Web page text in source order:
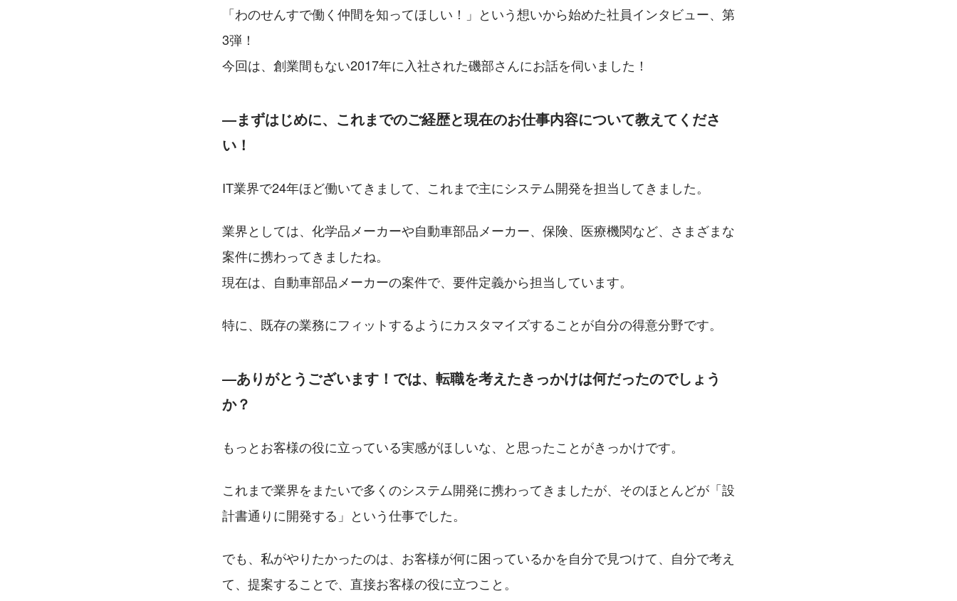
「わのせんすで働く仲間を知ってほしい！」という想いから始めた社員インタビュー、第
3弾！
今回は、創業間もない2017年に入社された磯部さんにお話を伺いました！
―まずはじめに、これまでのご経歴と現在のお仕事内容について教えてくださ
い！
IT業界で24年ほど働いてきまして、これまで主にシステム開発を担当してきました。
業界としては、化学品メーカーや自動車部品メーカー、保険、医療機関など、さまざまな
案件に携わってきましたね。
現在は、自動車部品メーカーの案件で、要件定義から担当しています。
特に、既存の業務にフィットするようにカスタマイズすることが自分の得意分野です。
―ありがとうございます！では、転職を考えたきっかけは何だったのでしょう
か？
もっとお客様の役に立っている実感がほしいな、と思ったことがきっかけです。
これまで業界をまたいで多くのシステム開発に携わってきましたが、そのほとんどが「設
計書通りに開発する」という仕事でした。
でも、私がやりたかったのは、お客様が何に困っているかを自分で見つけて、自分で考え
て、提案することで、直接お客様の役に立つこと。